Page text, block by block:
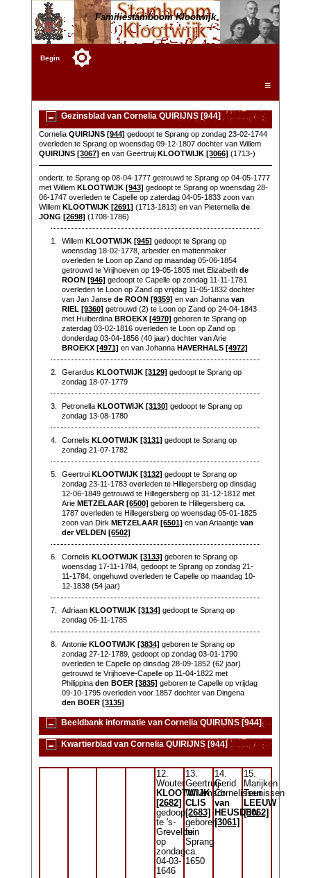
Familiestamboom Klootwijk
Begin
☰
Gezinsblad van Cornelia QUIRIJNS [944]
Cornelia QUIRIJNS [944] gedoopt te Sprang op zondag 23-02-1744
overleden te Sprang op woensdag 09-12-1807 dochter van Willem
QUIRIJNS [3067] en van Geertruij KLOOTWIJK [3066] (1713-)
ondertr. te Sprang op 08-04-1777 getrouwd te Sprang op 04-05-1777
met Willem KLOOTWIJK [943] gedoopt te Sprang op woensdag 28-
06-1747 overleden te Capelle op zaterdag 04-05-1833 zoon van
Willem KLOOTWIJK [2691] (1713-1813) en van Pieternella de
JONG [2698] (1708-1786)
1. WillemKLOOTWIJK [945] gedoopt te Sprang op
woensdag 18-02-1778, arbeider en mattenmaker
overleden te Loon op Zand op maandag 05-06-1854
getrouwd te Vrijhoeven op 19-05-1805 met Elizabethde
ROON [946] gedoopt te Capelle op zondag 11-11-1781
overleden te Loon op Zand op vrijdag 11-05-1832 dochter
van Jan Jansede ROON [9359] en van Johannavan
RIEL [9360] getrouwd (2) te Loon op Zand op 24-04-1843
met HuiberdinaBROEKX [4970] geboren te Sprang op
zaterdag 03-02-1816 overleden te Loon op Zand op
donderdag 03-04-1856 (40 jaar) dochter van Arie
BROEKX [4971] en van JohannaHAVERHALS [4972]
2. GerardusKLOOTWIJK [3129] gedoopt te Sprang op
zondag 18-07-1779
3. PetronellaKLOOTWIJK [3130] gedoopt te Sprang op
zondag 13-08-1780
4. CornelisKLOOTWIJK [3131] gedoopt te Sprang op
zondag 21-07-1782
5. GeertruiKLOOTWIJK [3132] gedoopt te Sprang op
zondag 23-11-1783 overleden te Hillegersberg op dinsdag
12-06-1849 getrouwd te Hillegersberg op 31-12-1812 met
ArieMETZELAAR [6500] geboren te Hillegersberg ca.
1787 overleden te Hillegersberg op woensdag 05-01-1825
zoon van DirkMETZELAAR [6501] en van Ariaantjevan
der VELDEN [6502]
6. CornelisKLOOTWIJK [3133] geboren te Sprang op
woensdag 17-11-1784, gedoopt te Sprang op zondag 21-
11-1784, ongehuwd overleden te Capelle op maandag 10-
12-1838 (54 jaar)
7. AdriaanKLOOTWIJK [3134] gedoopt te Sprang op
zondag 06-11-1785
8. AntonieKLOOTWIJK [3834] geboren te Sprang op
zondag 27-12-1789, gedoopt op zondag 03-01-1790
overleden te Capelle op dinsdag 28-09-1852 (62 jaar)
getrouwd te Vrijhoeve-Capelle op 11-04-1822 met
Philippinaden BOER [3835] geboren te Capelle op vrijdag
09-10-1795 overleden voor 1857 dochter van Dingena
den BOER [3135]
Beeldbank informatie van Cornelia QUIRIJNS [944]
Kwartierblad van Cornelia QUIRIJNS [944]
12.
Wouter
KLOOTWIJK
[2682]
gedoopt
te 's-
Grevelduin
op
zondag
04-03-
1646
13.
Geertruij
Willemsdr
CLIS
[2683]
geboren
te
Sprang
ca.
1650
14.
Gerid
Cornelissen
van
HEUSDEN
[3061]
15.
Marijken
Teunissen
LEEUW
[3062]